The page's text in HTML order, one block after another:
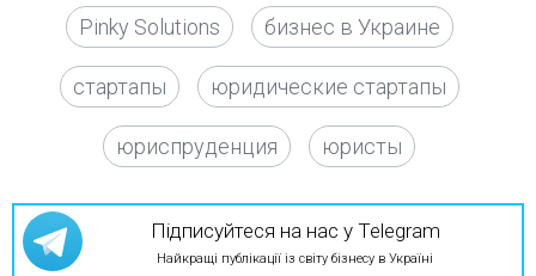
Pinky Solutions бизнес в Украине
стартапы юридические стартапы
юриспруденция юристы
Підписуйтеся на нас у Telegram
Найкращі публікації із світу бізнесу в Україні